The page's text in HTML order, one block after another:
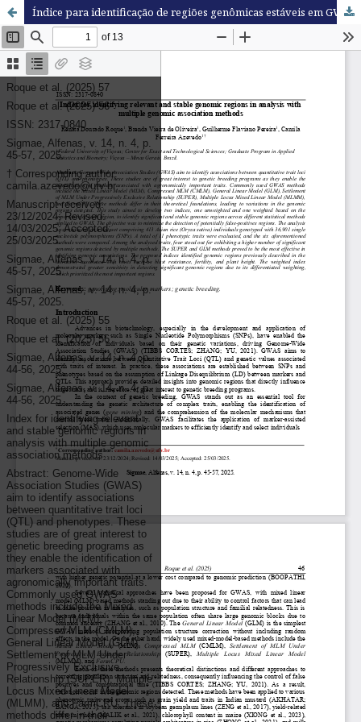
Índice para identificação de regiões genômicas estáveis em GWAS utilizando múltiplos métodos estatísticos